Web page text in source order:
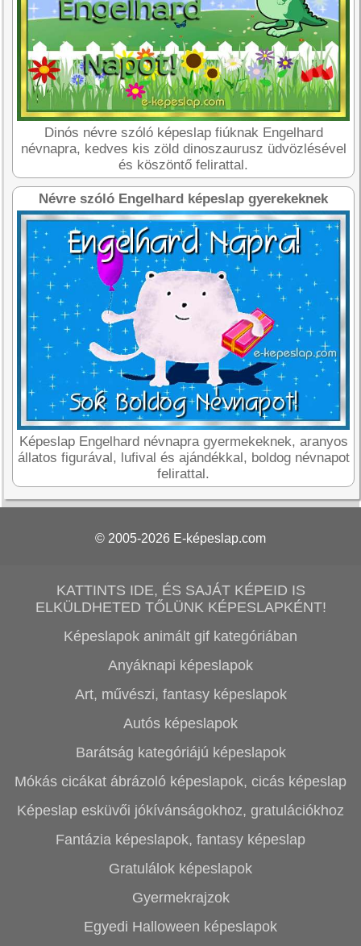
Dinós névre szóló képeslap fiúknak Engelhard
névnapra, kedves kis zöld dinoszaurusz üdvözlésével
és köszöntő felirattal.
Névre szóló Engelhard képeslap gyerekeknek
Képeslap Engelhard névnapra gyermekeknek, aranyos
állatos figurával, lufival és ajándékkal, boldog névnapot
felirattal.
© 2005-2026 E-képeslap.com
KATTINTS IDE, ÉS SAJÁT KÉPEID IS
ELKÜLDHETED TŐLÜNK KÉPESLAPKÉNT!
Képeslapok animált gif kategóriában
Anyáknapi képeslapok
Art, művészi, fantasy képeslapok
Autós képeslapok
Barátság kategóriájú képeslapok
Mókás cicákat ábrázoló képeslapok, cicás képeslap
Képeslap esküvői jókívánságokhoz, gratulációkhoz
Fantázia képeslapok, fantasy képeslap
Gratulálok képeslapok
Gyermekrajzok
Egyedi Halloween képeslapok